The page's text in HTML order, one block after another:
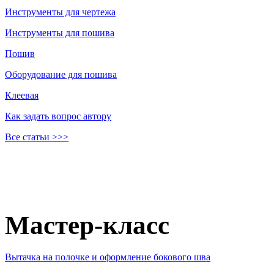
Инструменты для чертежа
Инструменты для пошива
Пошив
Оборудование для пошива
Клеевая
Как задать вопрос автору
Все статьи >>>
Мастер-класс
Вытачка на полочке и оформление бокового шва